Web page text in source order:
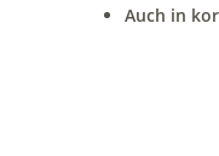
Auch in